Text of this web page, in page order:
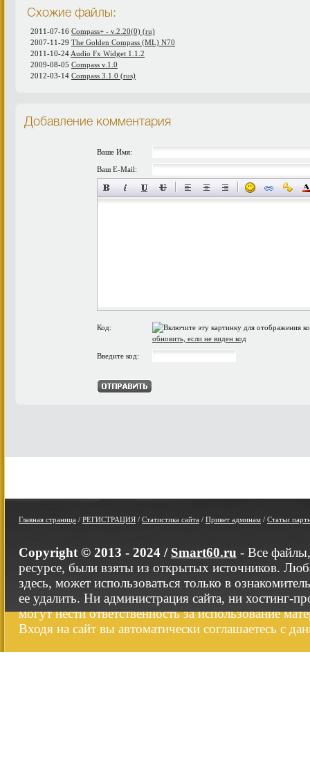
Схожие файлы:
2011-07-16 Compass+ - v.2.20(0) (ru)
2007-11-29 The Golden Compass (ML) N70
2011-10-24 Audio Fx Widget 1.1.2
2009-08-05 Compass v.1.0
2012-03-14 Compass 3.1.0 (rus)
Добавление комментария
Ваше Имя:
Ваш E-Mail:
Код:
обновить, если не виден код
Введите код:
Главная страница / РЕГИСТРАЦИЯ / Статистика сайта / Привет админам / Статьи
Copyright © 2013 - 2024 / Smart60.ru - Все
ресурсе, были взяты из открытых источников.
здесь, может использоваться только в
ее удалить. Ни администрация сайта, ни хостинг-
могут нести ответственность за использование
Входя на сайт вы автоматически соглашаетесь с